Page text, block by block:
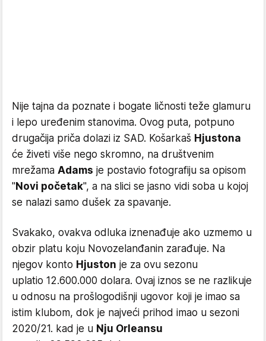
Nije tajna da poznate i bogate ličnosti teže glamuru
i lepo uređenim stanovima. Ovog puta, potpuno
drugačija priča dolazi iz SAD. Košarkaš Hjustona
će živeti više nego skromno, na društvenim
mrežama Adams je postavio fotografiju sa opisom
"Novi početak", a na slici se jasno vidi soba u kojoj
se nalazi samo dušek za spavanje.
Svakako, ovakva odluka iznenađuje ako uzmemo u
obzir platu koju Novozelanđanin zarađuje. Na
njegov konto Hjuston je za ovu sezonu
uplatio 12.600.000 dolara. Ovaj iznos se ne razlikuje
u odnosu na prošlogodišnji ugovor koji je imao sa
istim klubom, dok je najveći prihod imao u sezoni
2020/21. kad je u Nju Orleansu